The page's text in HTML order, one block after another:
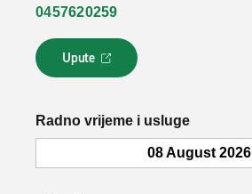
0457620259
Upute
L
i
k
o
Radno vrijeme i usluge
08 August 2026